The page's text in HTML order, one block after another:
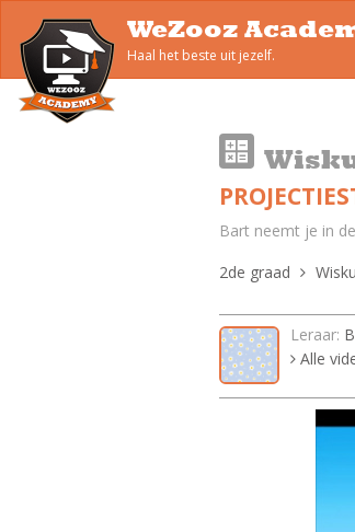
WeZooz
Haal het beste uit jezelf.
Bart neemt je in
2de graad
Leraar:
Alle